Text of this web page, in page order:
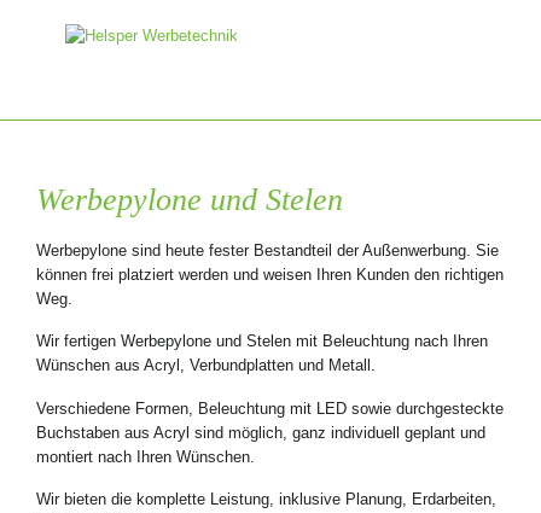
Werbepylone und Stelen
Werbepylone sind heute fester Bestandteil der Außenwerbung. Sie
können frei platziert werden und weisen Ihren Kunden den richtigen
Weg.
Wir fertigen Werbepylone und Stelen mit Beleuchtung nach Ihren
Wünschen aus Acryl, Verbundplatten und Metall.
Verschiedene Formen, Beleuchtung mit LED sowie durchgesteckte
Buchstaben aus Acryl sind möglich, ganz individuell geplant und
montiert nach Ihren Wünschen.
Wir bieten die komplette Leistung, inklusive Planung, Erdarbeiten,